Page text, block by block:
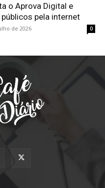
o Aprova Digital e
pela internet
de 2026 0